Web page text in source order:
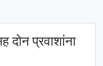
दोन प्रवाशांना